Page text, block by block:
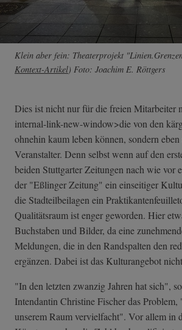
Klein aber fein: Theaterprojekt
Kontext-Artikel) Foto: Joachim E. Röttgers
Dies ist nicht nur für die freien Mitarbeiter
internal-link-new-window>die von den
ohnehin kaum leben können, sondern
Veranstalter. Denn selbst wenn auf den
beiden Stuttgarter Zeitungen nach wie vor
der "Eßlinger Zeitung" ein einseitiger
die Stadteilbeilagen ein
Qualitätsraum ist enger geworden. Hier
Buchstaben und Bilder, da eine
Meldungen, die in den Randspalten den
ergänzen. Dabei ist das Kulturangebot
"In den letzten zwanzig Jahren hat sich",
Intendantin Christine Fischer das
unserem Raum vervielfacht". Vor allem in